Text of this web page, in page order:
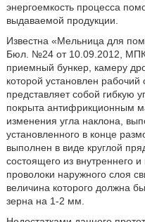
энергоемкость процесса
выдаваемой продукции.
Известна «Мельница для
Бюл. №24 от 10.09.2012,
приемный бункер, камеру
которой установлен
представляет собой гибкую
покрыта антифрикционным
изменения угла наклона,
установленного в конце
выполнен в виде круглой
состоящего из внутреннего
проволоки наружного слоя
величина которого должна
зерна на 1-2 мм.